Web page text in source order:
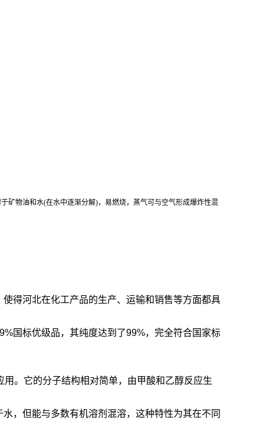
矿物油和水(在水中逐渐分解)，易燃烧，蒸气可与空气形成爆炸性混
得河北在化工产品的生产、运输和销售等方面都具
国标优级品，其纯度达到了99%，完全符合国家标
。它的分子结构相对简单，由甲酸和乙醇反应生
，但能与多数有机溶剂混溶，这种特性为其在不同